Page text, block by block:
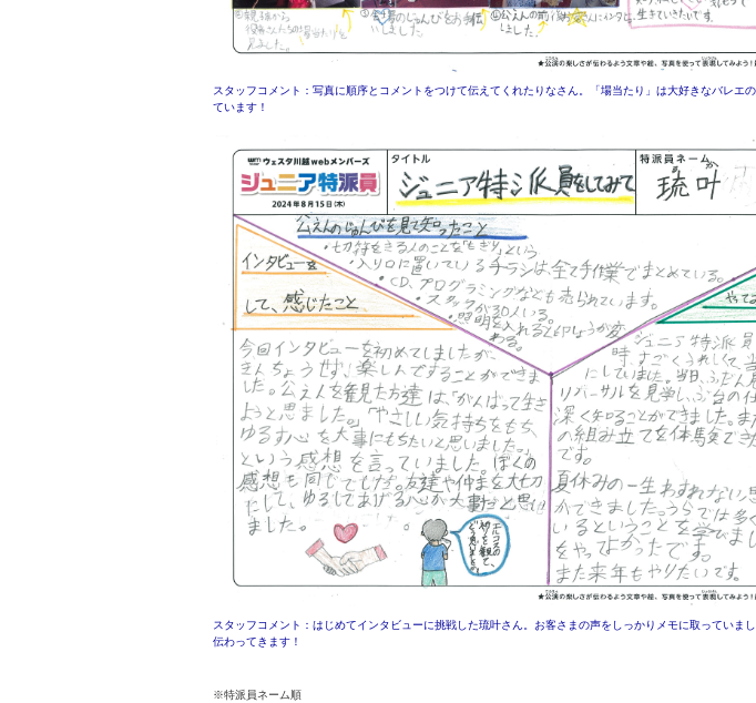
スタッフコメント：写真に順序とコメントをつけて伝えてくれたりなさん。「場当たり」は大好きなバレエ
ています！
スタッフコメント：はじめてインタビューに挑戦した琉叶さん。お客さまの声をしっかりメモに取っていま
伝わってきます！
※特派員ネーム順